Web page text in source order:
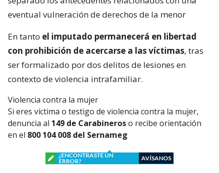
eventual vulneración de derechos de la menor
En tanto el imputado permanecerá en libertad
con prohibición de acercarse a las víctimas, tras
ser formalizado por dos delitos de lesiones en
contexto de violencia intrafamiliar.
Violencia contra la mujer
Si eres víctima o testigo de violencia contra la mujer,
denuncia al 149 de Carabineroso recibe orientación
en el 800 104 008 del Sernameg
¿ENCONTRASTE UN
ERROR?
AVÍSANOS